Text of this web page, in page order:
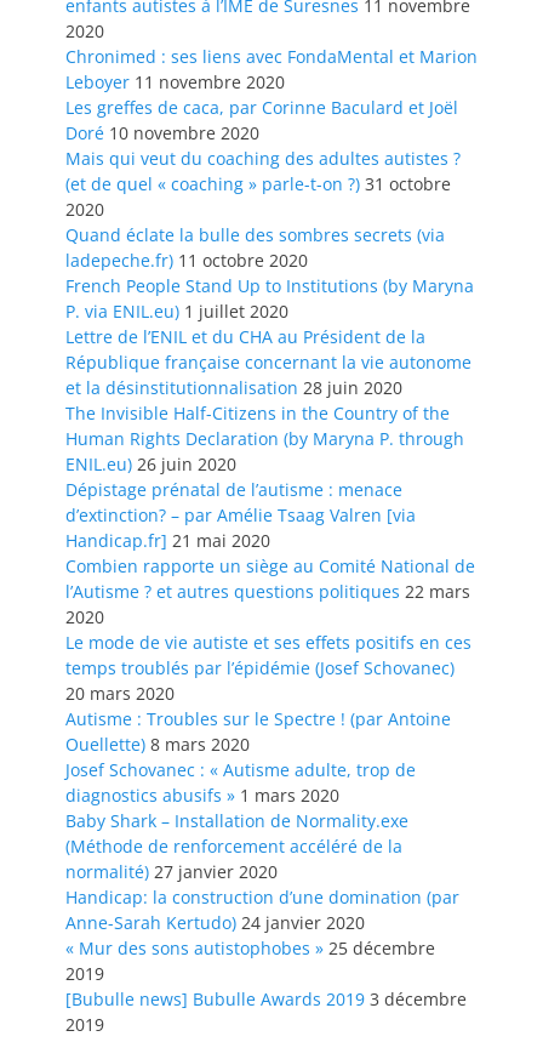
enfants autistes à l’IME de Suresnes 11 novembre
2020
Chronimed : ses liens avec FondaMental et Marion
Leboyer 11 novembre 2020
Les greffes de caca, par Corinne Baculard et Joël
Doré 10 novembre 2020
Mais qui veut du coaching des adultes autistes ?
(et de quel « coaching » parle-t-on ?) 31 octobre
2020
Quand éclate la bulle des sombres secrets (via
ladepeche.fr) 11 octobre 2020
French People Stand Up to Institutions (by Maryna
P. via ENIL.eu) 1 juillet 2020
Lettre de l’ENIL et du CHA au Président de la
République française concernant la vie autonome
et la désinstitutionnalisation 28 juin 2020
The Invisible Half-Citizens in the Country of the
Human Rights Declaration (by Maryna P. through
ENIL.eu) 26 juin 2020
Dépistage prénatal de l’autisme : menace
d’extinction? – par Amélie Tsaag Valren [via
Handicap.fr] 21 mai 2020
Combien rapporte un siège au Comité National de
l’Autisme ? et autres questions politiques 22 mars
2020
Le mode de vie autiste et ses effets positifs en ces
temps troublés par l’épidémie (Josef Schovanec)
20 mars 2020
Autisme : Troubles sur le Spectre ! (par Antoine
Ouellette) 8 mars 2020
Josef Schovanec : « Autisme adulte, trop de
diagnostics abusifs » 1 mars 2020
Baby Shark – Installation de Normality.exe
(Méthode de renforcement accéléré de la
normalité) 27 janvier 2020
Handicap: la construction d’une domination (par
Anne-Sarah Kertudo) 24 janvier 2020
« Mur des sons autistophobes » 25 décembre
2019
[Bubulle news] Bubulle Awards 2019 3 décembre
2019